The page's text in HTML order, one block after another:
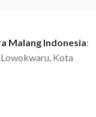
Malang Indonesia:
Lowokwaru, Kota